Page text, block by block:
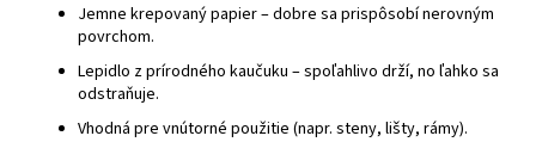
Jemne krepovaný papier – dobre sa prispôsobí nerovným
povrchom.
Lepidlo z prírodného kaučuku – spoľahlivo drží, no ľahko sa
odstraňuje.
Vhodná pre vnútorné použitie (napr. steny, lišty, rámy).